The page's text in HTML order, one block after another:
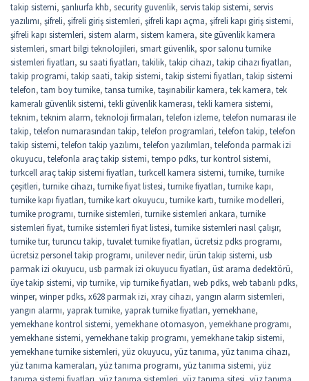
takip sistemi, şanlıurfa khb, security guvenlik, servis takip sistemi, servis
yazılımı, şifreli, şifreli giriş sistemleri, şifreli kapı açma, şifreli kapı giriş sistemi,
şifreli kapı sistemleri, sistem alarm, sistem kamera, site güvenlik kamera
sistemleri, smart bilgi teknolojileri, smart güvenlik, spor salonu turnike
sistemleri fiyatları, su saati fiyatları, takilik, takip cihazı, takip cihazı fiyatları,
takip programi, takip saati, takip sistemi, takip sistemi fiyatları, takip sistemi
telefon, tam boy turnike, tansa turnike, taşınabilir kamera, tek kamera, tek
kameralı güvenlik sistemi, tekli güvenlik kamerası, tekli kamera sistemi,
teknim, teknim alarm, teknoloji firmaları, telefon izleme, telefon numarası ile
takip, telefon numarasından takip, telefon programlari, telefon takip, telefon
takip sistemi, telefon takip yazılımı, telefon yazılımları, telefonda parmak izi
okuyucu, telefonla araç takip sistemi, tempo pdks, tur kontrol sistemi,
turkcell araç takip sistemi fiyatları, turkcell kamera sistemi, turnike, turnike
çeşitleri, turnike cihazı, turnike fiyat listesi, turnike fiyatları, turnike kapı,
turnike kapı fiyatları, turnike kart okuyucu, turnike kartı, turnike modelleri,
turnike programı, turnike sistemleri, turnike sistemleri ankara, turnike
sistemleri fiyat, turnike sistemleri fiyat listesi, turnike sistemleri nasıl çalışır,
turnike tur, turuncu takip, tuvalet turnike fiyatları, ücretsiz pdks programı,
ücretsiz personel takip programı, unilever nedir, ürün takip sistemi, usb
parmak izi okuyucu, usb parmak izi okuyucu fiyatları, üst arama dedektörü,
üye takip sistemi, vip turnike, vip turnike fiyatları, web pdks, web tabanlı pdks,
winper, winper pdks, x628 parmak izi, xray cihazı, yangın alarm sistemleri,
yangın alarmı, yaprak turnike, yaprak turnike fiyatları, yemekhane,
yemekhane kontrol sistemi, yemekhane otomasyon, yemekhane programı,
yemekhane sistemi, yemekhane takip programı, yemekhane takip sistemi,
yemekhane turnike sistemleri, yüz okuyucu, yüz tanıma, yüz tanıma cihazı,
yüz tanıma kameraları, yüz tanıma programı, yüz tanıma sistemi, yüz